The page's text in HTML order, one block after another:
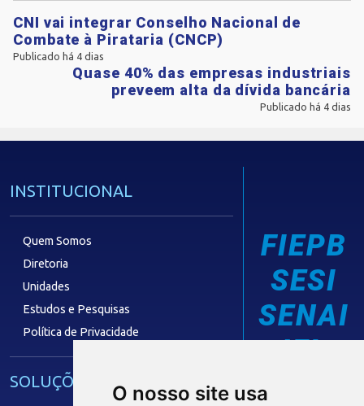
O nosso site usa
CNI vai integrar Conselho Nacional de
Combate à Pirataria (CNCP)
Publicado há 4 dias
Quase 40% das empresas industriais
preveem alta da dívida bancária
Publicado há 4 dias
INSTITUCIONAL
Quem Somos
Diretoria
Unidades
Estudos e Pesquisas
Política de Privacidade
SOLUÇÕES E SERVIÇOS
FIEPB
SESI
SENAI
IEL